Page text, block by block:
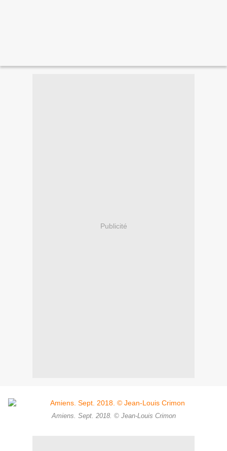
Publicité
Amiens. Sept. 2018. © Jean-Louis Crimon